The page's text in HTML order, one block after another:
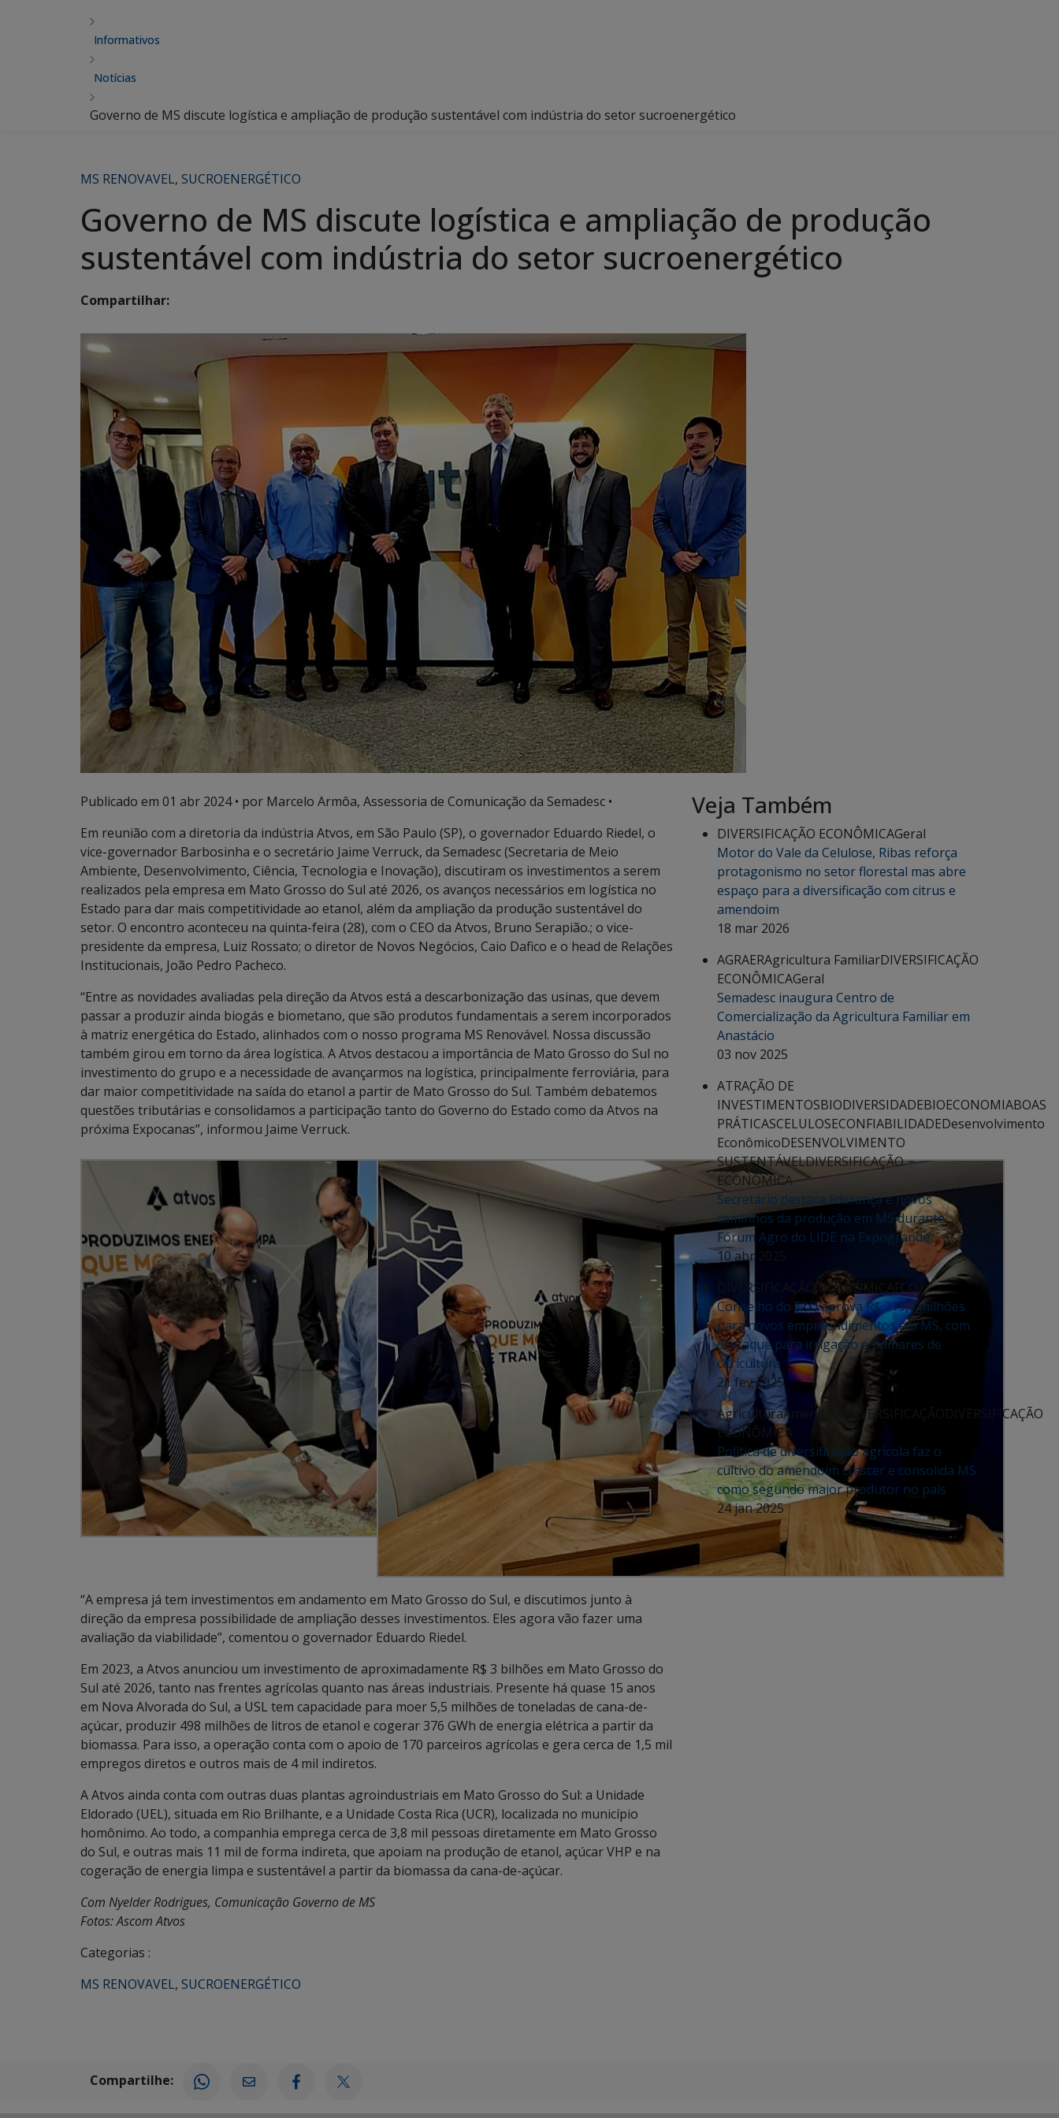
Informativos
Notícias
Governo de MS discute logística e ampliação de produção sustentável com indústria do setor sucroenergético
MS RENOVAVEL, SUCROENERGÉTICO
Governo de MS discute logística e ampliação de produção
sustentável com indústria do setor sucroenergético
Compartilhar:
Publicado em 01 abr 2024• por Marcelo Armôa, Assessoria de Comunicação da Semadesc •
Em reunião com a diretoria da indústria Atvos, em São Paulo (SP), o governador Eduardo Riedel, o
vice-governador Barbosinha e o secretário Jaime Verruck, da Semadesc (Secretaria de Meio
Ambiente, Desenvolvimento, Ciência, Tecnologia e Inovação), discutiram os investimentos a serem
realizados pela empresa em Mato Grosso do Sul até 2026, os avanços necessários em logística no
Estado para dar mais competitividade ao etanol, além da ampliação da produção sustentável do
setor. O encontro aconteceu na quinta-feira (28), com o CEO da Atvos, Bruno Serapião.; o vice-
presidente da empresa, Luiz Rossato; o diretor de Novos Negócios, Caio Dafico e o head de Relações
Institucionais, João Pedro Pacheco.
“Entre as novidades avaliadas pela direção da Atvos está a descarbonização das usinas, que devem
passar a produzir ainda biogás e biometano, que são produtos fundamentais a serem incorporados
à matriz energética do Estado, alinhados com o nosso programa MS Renovável. Nossa discussão
também girou em torno da área logística. A Atvos destacou a importância de Mato Grosso do Sul no
investimento do grupo e a necessidade de avançarmos na logística, principalmente ferroviária, para
dar maior competitividade na saída do etanol a partir de Mato Grosso do Sul. Também debatemos
questões tributárias e consolidamos a participação tanto do Governo do Estado como da Atvos na
próxima Expocanas”, informou Jaime Verruck.
“A empresa já tem investimentos em andamento em Mato Grosso do Sul, e discutimos junto à
direção da empresa possibilidade de ampliação desses investimentos. Eles agora vão fazer uma
avaliação da viabilidade”, comentou o governador Eduardo Riedel.
Em 2023, a Atvos anunciou um investimento de aproximadamente R$ 3 bilhões em Mato Grosso do
Sul até 2026, tanto nas frentes agrícolas quanto nas áreas industriais. Presente há quase 15 anos
em Nova Alvorada do Sul, a USL tem capacidade para moer 5,5 milhões de toneladas de cana-de-
açúcar, produzir 498 milhões de litros de etanol e cogerar 376 GWh de energia elétrica a partir da
biomassa. Para isso, a operação conta com o apoio de 170 parceiros agrícolas e gera cerca de 1,5 mil
empregos diretos e outros mais de 4 mil indiretos.
A Atvos ainda conta com outras duas plantas agroindustriais em Mato Grosso do Sul: a Unidade
Eldorado (UEL), situada em Rio Brilhante, e a Unidade Costa Rica (UCR), localizada no município
homônimo. Ao todo, a companhia emprega cerca de 3,8 mil pessoas diretamente em Mato Grosso
do Sul, e outras mais 11 mil de forma indireta, que apoiam na produção de etanol, açúcar VHP e na
cogeração de energia limpa e sustentável a partir da biomassa da cana-de-açúcar.
Com Nyelder Rodrigues, Comunicação Governo de MS
Fotos: Ascom Atvos
Categorias :
MS RENOVAVEL, SUCROENERGÉTICO
Veja Também
DIVERSIFICAÇÃO ECONÔMICAGeral
Motor do Vale da Celulose, Ribas reforça
protagonismo no setor florestal mas abre
espaço para a diversificação com citrus e
amendoim
18 mar 2026
AGRAERAgricultura FamiliarDIVERSIFICAÇÃO
ECONÔMICAGeral
Semadesc inaugura Centro de
Comercialização da Agricultura Familiar em
Anastácio
03 nov 2025
ATRAÇÃO DE
INVESTIMENTOSBIODIVERSIDADEBIOECONOMIABOAS
PRÁTICASCELULOSECONFIABILIDADEDesenvolvimento
EconômicoDESENVOLVIMENTO
SUSTENTÁVELDIVERSIFICAÇÃO
ECONÔMICA
Secretário destaca liderança e novos
caminhos da produção em MS durante
Fórum Agro do LIDE na Expogrande
10 abr 2025
DIVERSIFICAÇÃO ECONÔMICA
Conselho do FCO aprova R$ 219,7 milhões
para novos empreendimentos em MS, com
destaque para irrigação e pomares de
citricultura
21 fev 2025
AgriculturaAmendoim DIVERSIFICAÇÃO
DIVERSIFICAÇÃO
ECONÔMICA
Política de diversificação agrícola faz o
cultivo do amendoim crescer e consolida MS
como segundo maior produtor no país
24 jan 2025
Compartilhe: